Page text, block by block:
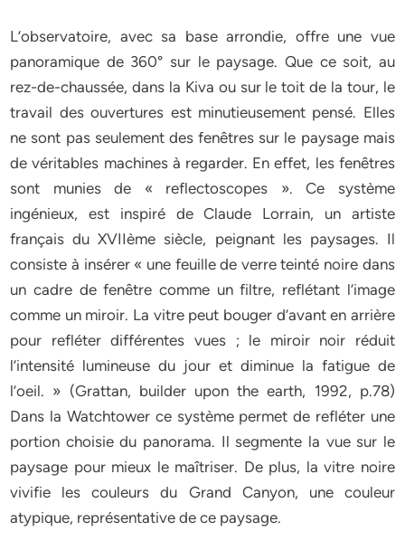
L’observatoire, avec sa base arrondie, offre une vue
panoramique de 360° sur le paysage. Que ce soit, au
rez-de-chaussée, dans la Kiva ou sur le toit de la tour, le
travail des ouvertures est minutieusement pensé. Elles
ne sont pas seulement des fenêtres sur le paysage mais
de véritables machines à regarder. En effet, les fenêtres
sont munies de « reflectoscopes ». Ce système
ingénieux, est inspiré de Claude Lorrain, un artiste
français du XVIIème siècle, peignant les paysages. Il
consiste à insérer « une feuille de verre teinté noire dans
un cadre de fenêtre comme un filtre, reflétant l’image
comme un miroir. La vitre peut bouger d’avant en arrière
pour refléter différentes vues ; le miroir noir réduit
l’intensité lumineuse du jour et diminue la fatigue de
l’oeil. » (Grattan, builder upon the earth, 1992, p.78)
Dans la Watchtower ce système permet de refléter une
portion choisie du panorama. Il segmente la vue sur le
paysage pour mieux le maîtriser. De plus, la vitre noire
vivifie les couleurs du Grand Canyon, une couleur
atypique, représentative de ce paysage.